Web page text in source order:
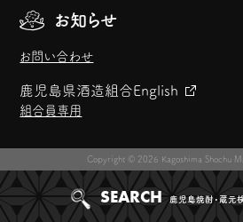
お知らせ
お問い合わせ
鹿児島県酒造組合English
組合員専用
Copyright © 2026 Kagoshima Shochu
SEARCH 鹿児島焼酎・蔵元